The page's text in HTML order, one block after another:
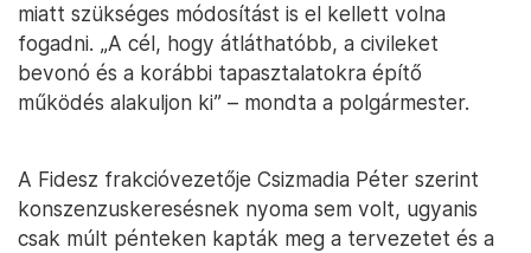
miatt szükséges módosítást is el kellett volna
fogadni. „A cél, hogy átláthatóbb, a civileket
bevonó és a korábbi tapasztalatokra építő
működés alakuljon ki” – mondta a polgármester.
A Fidesz frakcióvezetője Csizmadia Péter szerint
konszenzuskeresésnek nyoma sem volt, ugyanis
csak múlt pénteken kapták meg a tervezetet és a